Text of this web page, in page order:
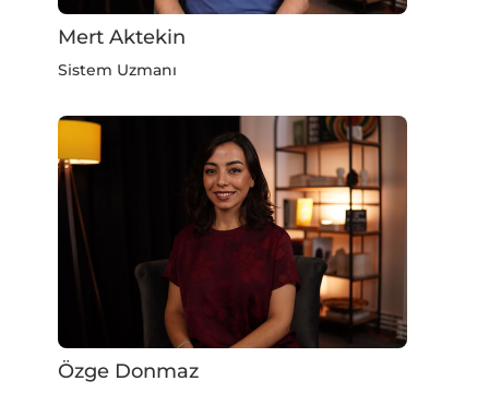
Mert Aktekin
Sistem Uzmanı
Özge Donmaz